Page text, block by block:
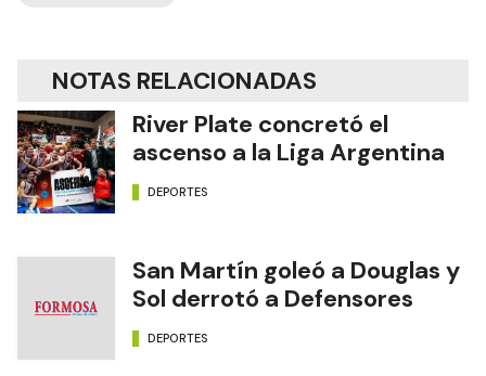
NOTAS RELACIONADAS
River Plate concretó el
ascenso a la Liga Argentina
DEPORTES
San Martín goleó a Douglas y
Sol derrotó a Defensores
DEPORTES